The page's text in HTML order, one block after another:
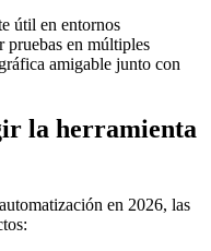
útil en entornos
pruebas en múltiples
amigable junto con
la herramienta
en 2026, las